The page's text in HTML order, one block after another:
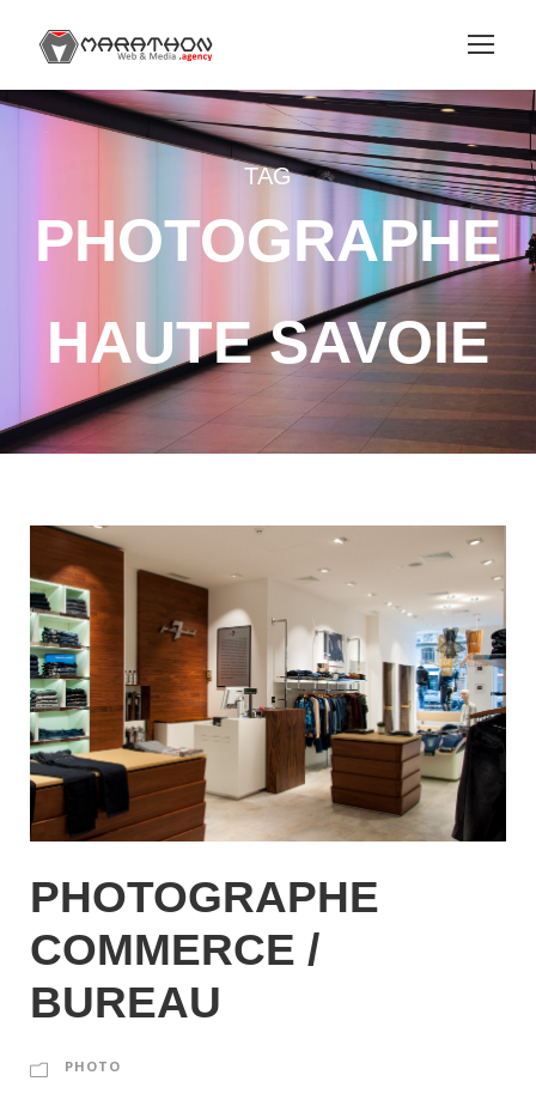
TAG
PHOTOGRAPHE
HAUTE SAVOIE
PHOTOGRAPHE
COMMERCE /
BUREAU
PHOTO